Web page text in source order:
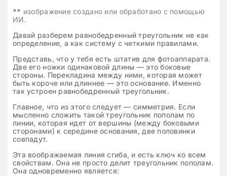
** изображение создано или обработано с помощью
ИИ.
Давай разберем равнобедренный треугольник не как
определение, а как систему с четкими правилами.
Представь, что у тебя есть штатив для фотоаппарата.
Две его ножки одинаковой длины — это боковые
стороны. Перекладина между ними, которая может
быть короче или длиннее — это основание. Именно
так устроен равнобедренный треугольник.
Главное, что из этого следует — симметрия. Если
мысленно сложить такой треугольник пополам по
линии, которая идет от вершины (между боковыми
сторонами) к середине основания, две половинки
совпадут.
Эта воображаемая линия сгиба, и есть ключ ко всем
свойствам. Она не просто делит треугольник пополам.
Она одновременно является: